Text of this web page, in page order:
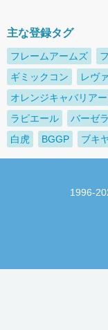
主な登録タグ
フレームアームズ
ギミックコン
レヴ
オレンジキャバリアー
ラピエール
バーゼ
白虎
BGGP ブキ
1996-